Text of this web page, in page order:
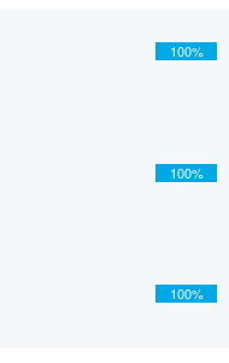
100%
100%
100%